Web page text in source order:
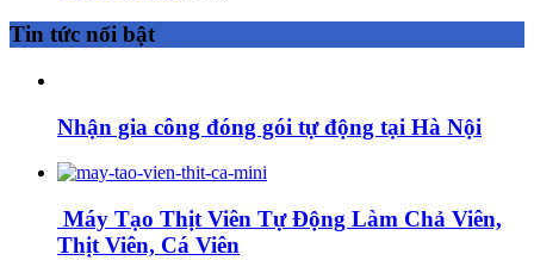
Tin tức nổi bật
Nhận gia công đóng gói tự động tại Hà Nội
Máy Tạo Thịt Viên Tự Động Làm Chả Viên,
Thịt Viên, Cá Viên